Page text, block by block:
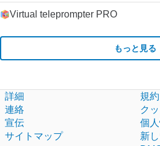
Virtual teleprompter PRO
もっと見る
詳細
連絡
宣伝
サイトマップ
規
ク
個
新